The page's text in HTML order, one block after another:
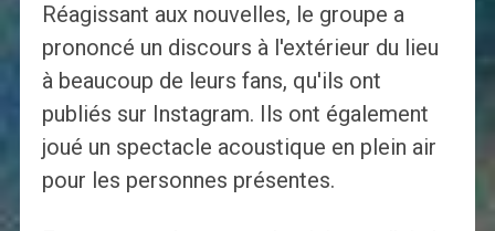
Réagissant aux nouvelles, le groupe a
prononcé un discours à l'extérieur du lieu
à beaucoup de leurs fans, qu'ils ont
publiés sur Instagram. Ils ont également
joué un spectacle acoustique en plein air
pour les personnes présentes.